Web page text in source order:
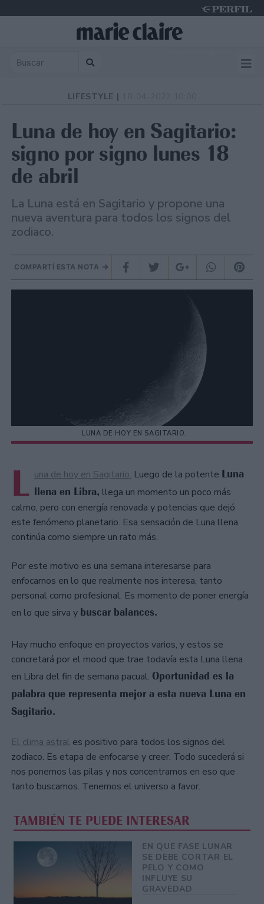
LIFESTYLE |
Luna de hoy en Sagitario:
signo por signo lunes 18
de abril
La Luna está en Sagitario y propone una
nueva aventura para todos los signos del
zodiaco.
COMPARTÍ ESTA NOTA
LUNA DE HOY EN SAGITARIO.
L una de hoy en Sagitario. Luego de la potente Luna
llena en Libra, llega un momento un poco más
calmo, pero con energía renovada y potencias que dejó
este fenómeno planetario. Esa sensación de Luna llena
continúa como siempre un rato más.
Por este motivo es una semana interesarse para
enfocarnos en lo que realmente nos interesa, tanto
personal como profesional. Es momento de poner energía
en lo que sirva y buscar balances.
Hay mucho enfoque en proyectos varios, y estos se
concretará por el mood que trae todavía esta Luna llena
en Libra del fin de semana pacual. Oportunidad es la
palabra que representa mejor a esta nueva Luna en
Sagitario.
El clima astral es positivo para todos los signos del
zodiaco. Es etapa de enfocarse y creer. Todo sucederá si
nos ponemos las pilas y nos concentramos en eso que
tanto buscamos. Tenemos el universo a favor.
TAMBIÉN TE PUEDE INTERESAR
EN QUE FASE LUNAR
SE DEBE CORTAR EL
PELO Y COMO
INFLUYE SU
GRAVEDAD